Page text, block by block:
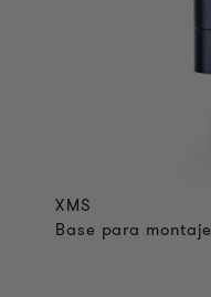
XMS
Base para